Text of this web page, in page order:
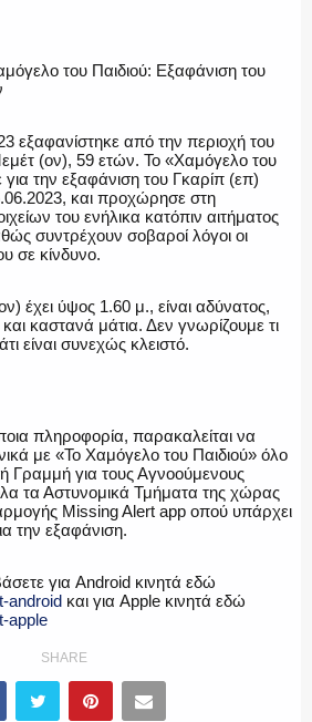
του Παιδιού: Εξαφάνιση του
εξαφανίστηκε από την περιοχή του
(ον), 59 ετών. Το «Χαμόγελο του
την εξαφάνιση του Γκαρίπ (επ)
και προχώρησε στη
του ενήλικα κατόπιν αιτήματος
συντρέχουν σοβαροί λόγοι οι
σε κίνδυνο.
έχει ύψος 1.60 μ., είναι αδύνατος,
καστανά μάτια. Δεν γνωρίζουμε τι
είναι συνεχώς κλειστό.
πληροφορία, παρακαλείται να
με «Το Χαμόγελο του Παιδιού» όλο
Γραμμή για τους Αγνοούμενους
τα Αστυνομικά Τμήματα της χώρας
Missing Alert app οπού υπάρχει
την εξαφάνιση.
για Android κινητά εδώ
android και για Apple κινητά εδώ
apple
SHARE